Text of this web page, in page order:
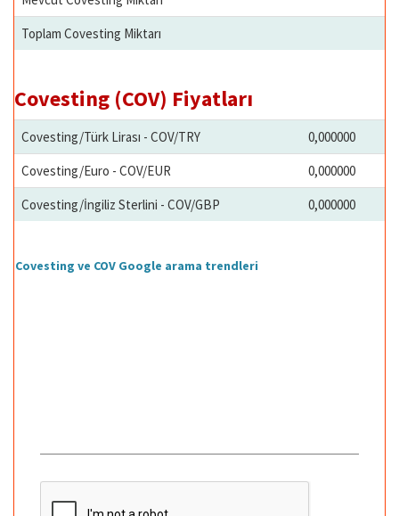
Toplam Covesting Miktarı
Covesting (COV) Fiyatları
Covesting/Türk Lirası - COV/TRY
0,000000
Covesting/Euro - COV/EUR
0,000000
Covesting/İngiliz Sterlini - COV/GBP
0,000000
Covesting ve COV Google arama trendleri